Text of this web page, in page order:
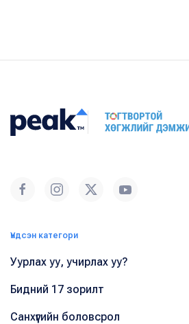
Үндсэн категори
Уурлах уу, учирлах уу?
Бидний 17 зорилт
Санхүүгийн боловсрол